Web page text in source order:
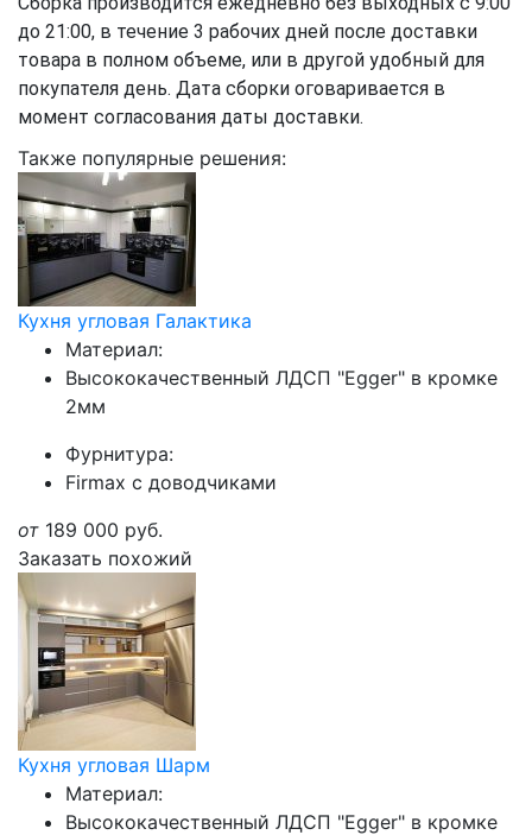
до 21:00, в течение 3 рабочих дней после доставки
товара в полном объеме, или в другой удобный для
покупателя день. Дата сборки оговаривается в
момент согласования даты доставки.
Также популярные решения:
Кухня угловая Галактика
Материал:
Высококачественный ЛДСП "Egger" в кромке
2мм
Фурнитура:
Firmax с доводчиками
от 189 000 руб.
Заказать похожий
Кухня угловая Шарм
Материал:
Высококачественный ЛДСП "Egger" в кромке